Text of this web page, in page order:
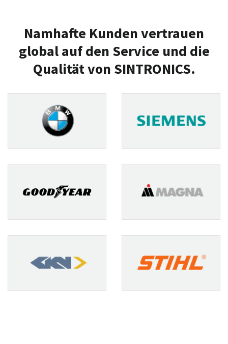
Namhafte Kunden vertrauen
global auf den Service und die
Qualität von SINTRONICS.